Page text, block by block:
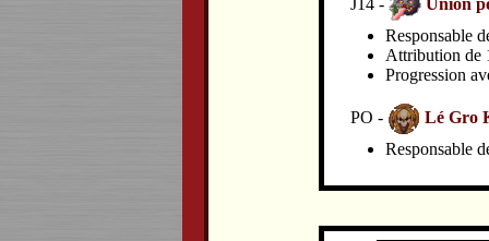
J14 -
Union
Responsable
Attribution de
Progression
PO -
Lé Gro
Responsable